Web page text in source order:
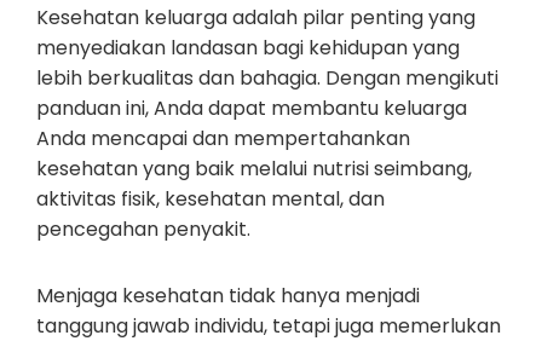
Kesehatan keluarga adalah pilar penting yang
menyediakan landasan bagi kehidupan yang
lebih berkualitas dan bahagia. Dengan mengikuti
panduan ini, Anda dapat membantu keluarga
Anda mencapai dan mempertahankan
kesehatan yang baik melalui nutrisi seimbang,
aktivitas fisik, kesehatan mental, dan
pencegahan penyakit.
Menjaga kesehatan tidak hanya menjadi
tanggung jawab individu, tetapi juga memerlukan